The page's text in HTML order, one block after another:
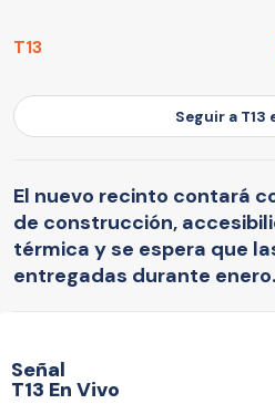
T13
Seguir a T13
El nuevo recinto contará
de construcción,
térmica y se espera que
entregadas durante enero.
Señal
T13 En Vivo